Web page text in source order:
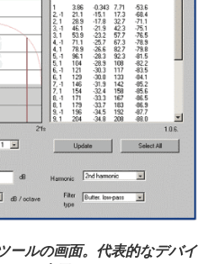
ールの画面。代表的なデバイ